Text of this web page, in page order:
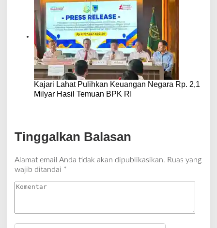
Kajari Lahat Pulihkan Keuangan Negara Rp. 2,1
Milyar Hasil Temuan BPK RI
Tinggalkan Balasan
Alamat email Anda tidak akan dipublikasikan. Ruas yang
wajib ditandai *